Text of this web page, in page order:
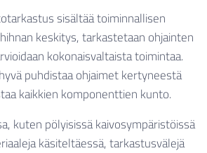
sisältää toiminnallisen
keskitys, tarkastetaan ohjainten
kokonaisvaltaista toimintaa.
puhdistaa ohjaimet kertyneestä
kaikkien komponenttien kunto.
kuten pölyisissä kaivosympäristöissä
käsiteltäessä, tarkastusvälejä